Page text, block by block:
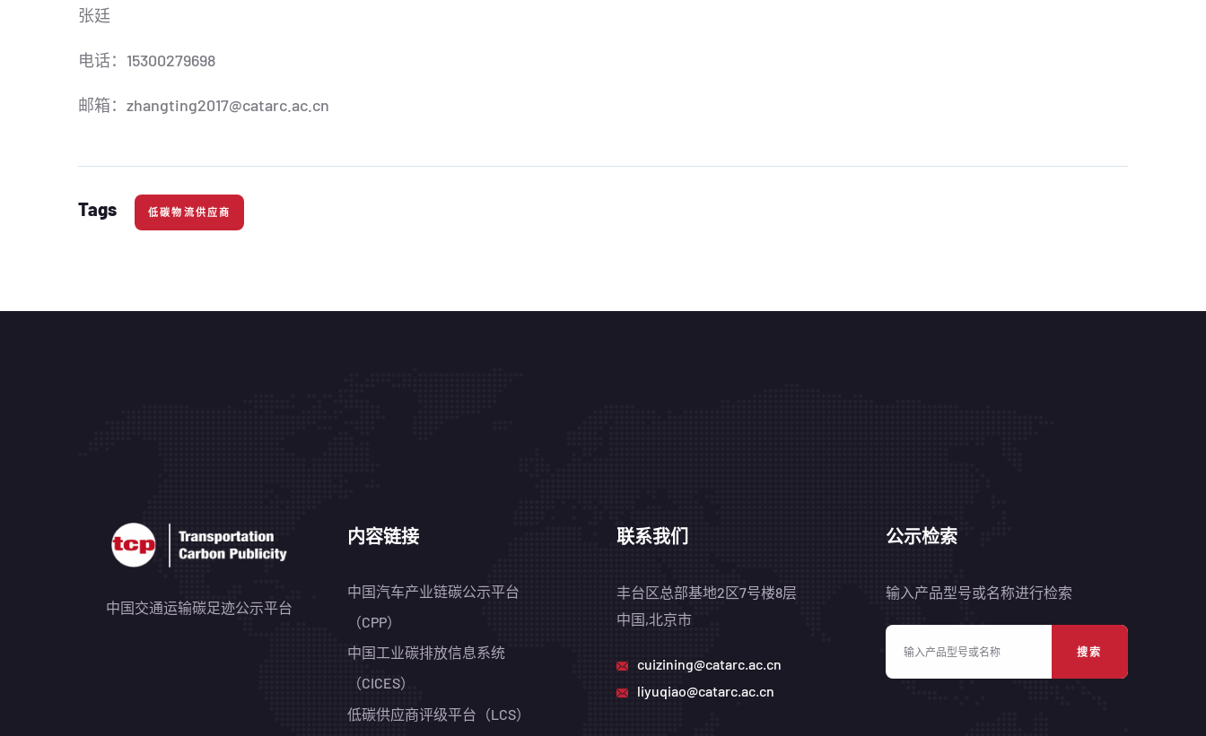
张廷
电话：15300279698
邮箱：zhangting2017@catarc.ac.cn
Tags 低碳物流供应商
中国交通运输碳足迹公示平台
内容链接
中国汽车产业链碳公示平台
（CPP）
中国工业碳排放信息系统
（CICES）
低碳供应商评级平台（LCS）
联系我们
丰台区总部基地2区7号楼8层
中国,北京市
cuizining@catarc.ac.cn
liyuqiao@catarc.ac.cn
公示检索
输入产品型号或名称进行检索
搜索